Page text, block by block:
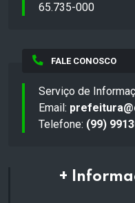
65.735-000
FALE CONOSCO
Serviço de
Email:
Telefone: (99)
+